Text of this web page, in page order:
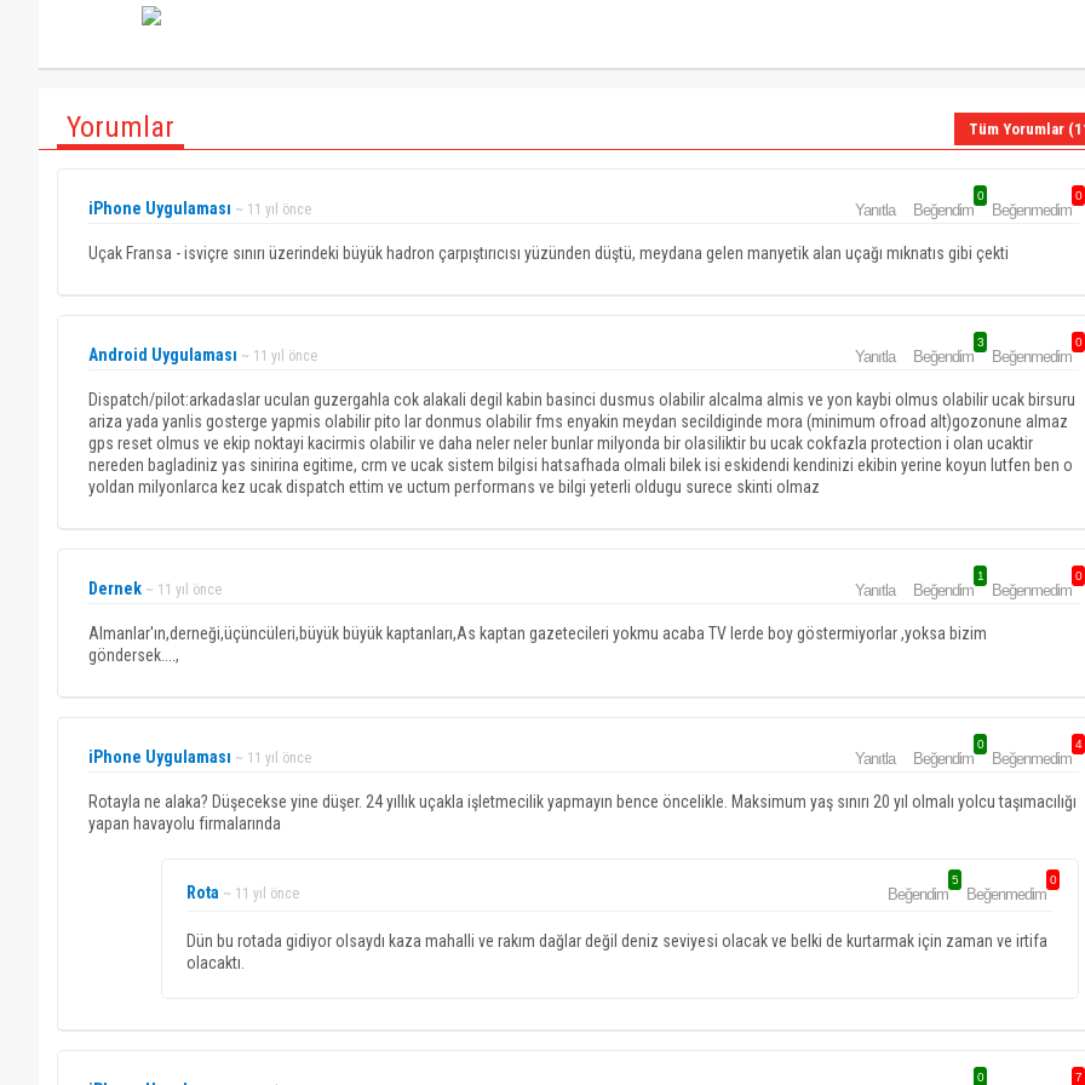
Yorumlar Tüm Yorumlar
iPhone Uygulaması ~ 11 yıl önce Yanıtla Beğendim
0
Beğenmedim
0
Uçak Fransa - isviçre sınırı üzerindeki büyük hadron çarpıştırıcısı yüzünden düştü, meydana gelen manyetik alan uçağı mıknatıs gibi çekti
Android Uygulaması ~ 11 yıl önce Yanıtla Beğendim
3
Beğenmedim
0
Dispatch/pilot:arkadaslar uculan guzergahla cok alakali degil kabin basinci dusmus olabilir alcalma almis ve yon kaybi olmus olabilir ucak birsuru
ariza yada yanlis gosterge yapmis olabilir pito lar donmus olabilir fms enyakin meydan secildiginde mora (minimum ofroad alt)gozonune almaz
gps reset olmus ve ekip noktayi kacirmis olabilir ve daha neler neler bunlar milyonda bir olasiliktir bu ucak cokfazla protection i olan ucaktir
nereden bagladiniz yas sinirina egitime, crm ve ucak sistem bilgisi hatsafhada olmali bilek isi eskidendi kendinizi ekibin yerine koyun lutfen ben o
yoldan milyonlarca kez ucak dispatch ettim ve uctum performans ve bilgi yeterli oldugu surece skinti olmaz
Dernek ~ 11 yıl önce Yanıtla Beğendim
1
Beğenmedim
0
Almanlar'ın,derneği,üçüncüleri,büyük büyük kaptanları,As kaptan gazetecileri yokmu acaba TV lerde boy göstermiyorlar ,yoksa bizim
göndersek....,
iPhone Uygulaması ~ 11 yıl önce Yanıtla Beğendim
0
Beğenmedim
4
Rotayla ne alaka? Düşecekse yine düşer. 24 yıllık uçakla işletmecilik yapmayın bence öncelikle. Maksimum yaş sınırı 20 yıl olmalı yolcu taşımacılığı
yapan havayolu firmalarında
Rota ~ 11 yıl önce Beğendim
5
Beğenmedim
0
Dün bu rotada gidiyor olsaydı kaza mahalli ve rakım dağlar değil deniz seviyesi olacak ve belki de kurtarmak için zaman ve irtifa
olacaktı.
0 7